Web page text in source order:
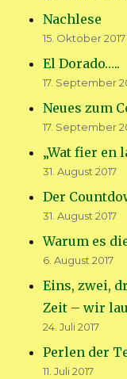
Nachlese
15. Oktober 2017
El Dorado…..
17. September
Neues zum
17. September
„Wat fier en
31. August 2017
Der
31. August 2017
Warum es
6. August 2017
Eins, zwei,
Zeit – wir
24. Juli 2017
Perlen der
11. Juli 2017